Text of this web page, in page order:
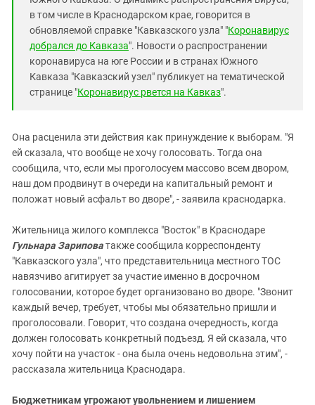
в том числе в Краснодарском крае, говорится в
обновляемой справке "Кавказского узла" "Коронавирус
добрался до Кавказа". Новости о распространении
коронавируса на юге России и в странах Южного
Кавказа "Кавказский узел" публикует на тематической
странице "Коронавирус рвется на Кавказ".
Она расценила эти действия как принуждение к выборам. "Я
ей сказала, что вообще не хочу голосовать. Тогда она
сообщила, что, если мы проголосуем массово всем двором,
наш дом продвинут в очереди на капитальный ремонт и
положат новый асфальт во дворе", - заявила краснодарка.
Жительница жилого комплекса "Восток" в Краснодаре
Гульнара Зариповатакже сообщила корреспонденту
"Кавказского узла", что представительница местного ТОС
навязчиво агитирует за участие именно в досрочном
голосовании, которое будет организовано во дворе. "Звонит
каждый вечер, требует, чтобы мы обязательно пришли и
проголосовали. Говорит, что создана очередность, когда
должен голосовать конкретный подъезд. Я ей сказала, что
хочу пойти на участок - она была очень недовольна этим", -
рассказала жительница Краснодара.
Бюджетникам угрожают увольнением и лишением